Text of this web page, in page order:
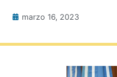
marzo 16, 2023